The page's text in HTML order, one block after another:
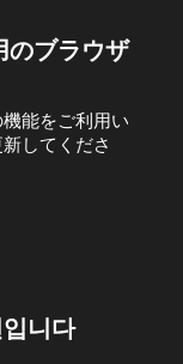
のブラウザ
能をご利用い
してくださ
니다